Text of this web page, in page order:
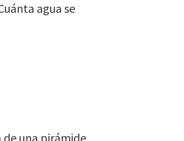
agua se
una pirámide